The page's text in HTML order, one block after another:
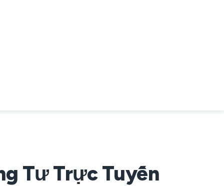
Tư Trực Tuyến